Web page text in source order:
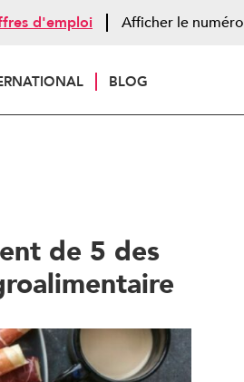
BLOG
d'emploi Afficher le numéro
de 5 des